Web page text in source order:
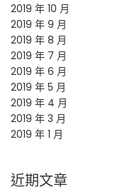
2019 年 10 月
2019 年 9 月
2019 年 8 月
2019 年 7 月
2019 年 6 月
2019 年 5 月
2019 年 4 月
2019 年 3 月
2019 年 1 月
近期文章